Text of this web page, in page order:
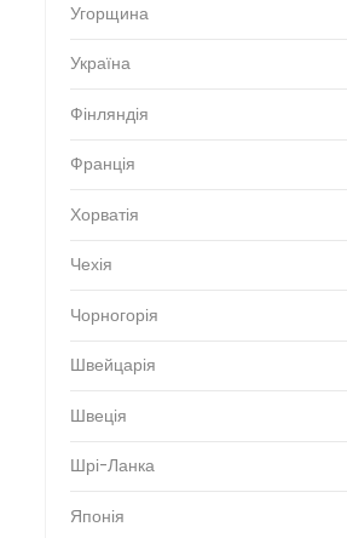
Угорщина
Україна
Фінляндія
Франція
Хорватія
Чехія
Чорногорія
Швейцарія
Швеція
Шрі-Ланка
Японія